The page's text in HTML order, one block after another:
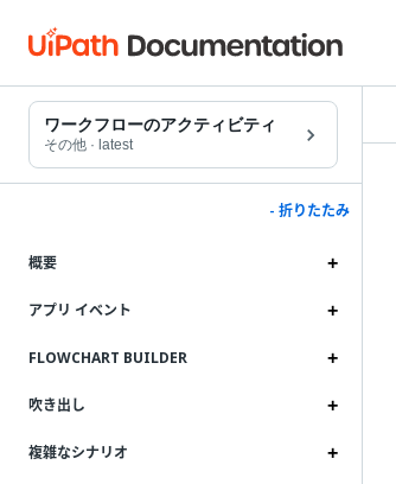
ワークフローのアクティビティ
その他 · latest
- 折りたたみ
概要
アプリ イベント
FLOWCHART BUILDER
吹き出し
複雑なシナリオ